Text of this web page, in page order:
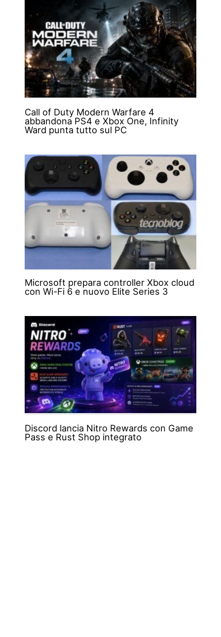
Call of Duty Modern Warfare 4
abbandona PS4 e Xbox One, Infinity
Ward punta tutto sul PC
Microsoft prepara controller Xbox cloud
con Wi-Fi 6 e nuovo Elite Series 3
Discord lancia Nitro Rewards con Game
Pass e Rust Shop integrato